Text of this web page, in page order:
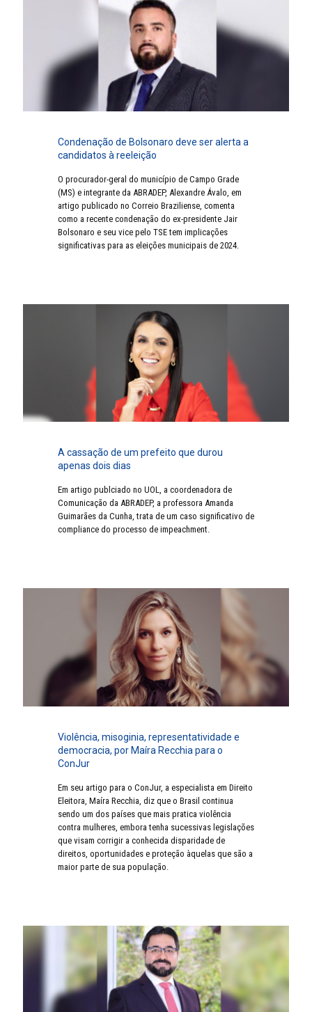
Condenação de Bolsonaro deve ser alerta a
candidatos à reeleição
O procurador-geral do município de Campo Grade
(MS) e integrante da ABRADEP, Alexandre Ávalo, em
artigo publicado no Correio Braziliense, comenta
como a recente condenação do ex-presidente Jair
Bolsonaro e seu vice pelo TSE tem implicações
significativas para as eleições municipais de 2024.
A cassação de um prefeito que durou
apenas dois dias
Em artigo publciado no UOL, a coordenadora de
Comunicação da ABRADEP, a professora Amanda
Guimarães da Cunha, trata de um caso significativo de
compliance do processo de impeachment.
Violência, misoginia, representatividade e
democracia, por Maíra Recchia para o
ConJur
Em seu artigo para o ConJur, a especialista em Direito
Eleitora, Maíra Recchia, diz que o Brasil continua
sendo um dos países que mais pratica violência
contra mulheres, embora tenha sucessivas legislações
que visam corrigir a conhecida disparidade de
direitos, oportunidades e proteção àquelas que são a
maior parte de sua população.